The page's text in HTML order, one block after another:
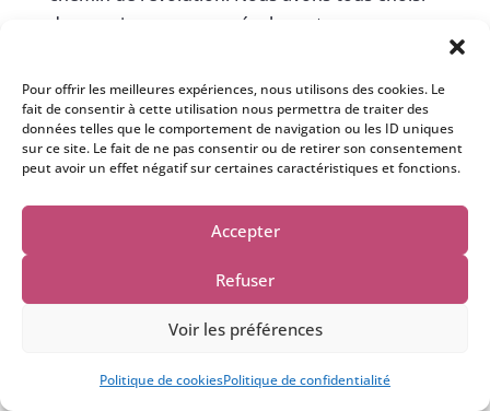
Pour offrir les meilleures expériences, nous utilisons des cookies. Le
fait de consentir à cette utilisation nous permettra de traiter des
données telles que le comportement de navigation ou les ID uniques
sur ce site. Le fait de ne pas consentir ou de retirer son consentement
peut avoir un effet négatif sur certaines caractéristiques et fonctions.
Accepter
Refuser
Voir les préférences
Politique de cookiesPolitique de confidentialité
de nous incarner pour évoluer et nous
L’astrologie telle qu’elle est enseignée
actuellement a tendance à te faire croire que
tu ne peux rien changer et que tu es née avec
sommes venus nous incarner pour
émotions, nos croyances créent notre